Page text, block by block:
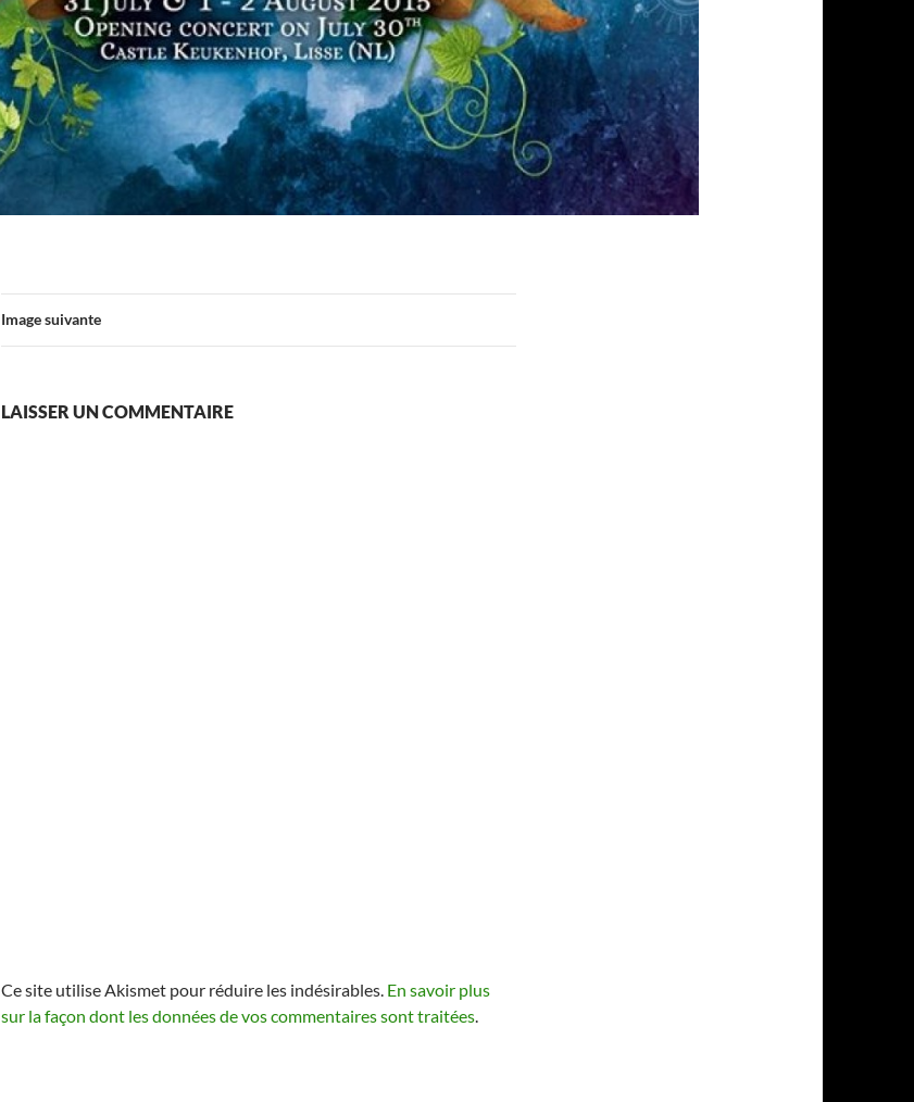
Image suivante
LAISSER UN COMMENTAIRE
Ce site utilise Akismet pour réduire les indésirables. En savoir plus
sur la façon dont les données de vos commentaires sont traitées.